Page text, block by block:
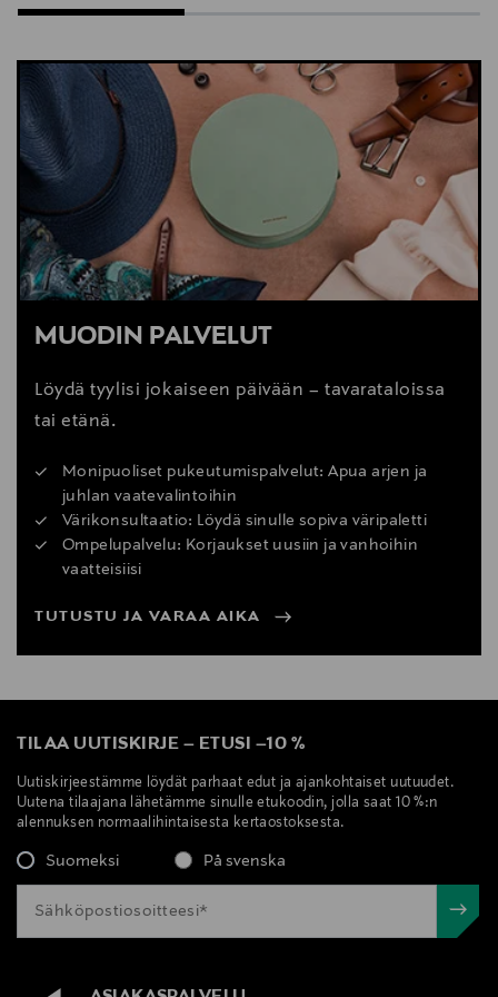
MUODIN PALVELUT
Löydä tyylisi jokaiseen päivään – tavarataloissa
tai etänä.
Monipuoliset pukeutumispalvelut: Apua arjen ja
juhlan vaatevalintoihin
Värikonsultaatio: Löydä sinulle sopiva väripaletti
Ompelupalvelu: Korjaukset uusiin ja vanhoihin
vaatteisiisi
TUTUSTU JA VARAA AIKA
TILAA UUTISKIRJE – ETUSI –10 %
Uutiskirjeestämme löydät parhaat edut ja ajankohtaiset uutuudet.
Uutena tilaajana lähetämme sinulle etukoodin, jolla saat 10 %:n
alennuksen normaalihintaisesta kertaostoksesta.
Suomeksi På svenska